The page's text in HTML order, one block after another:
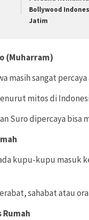
Bollywood
Jatim
(Muharram)
masih sangat
mitos di
Suro dipercaya bisa
kupu-kupu masuk
sahabat atau
Rumah